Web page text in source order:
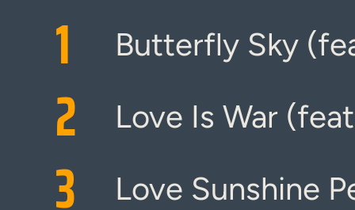
1 Butterfly Sky
2 Love Is War
3 Love Sunshine